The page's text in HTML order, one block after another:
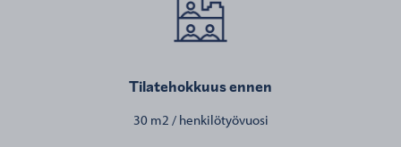
Tilatehokkuus ennen
30 m2 / henkilötyövuosi